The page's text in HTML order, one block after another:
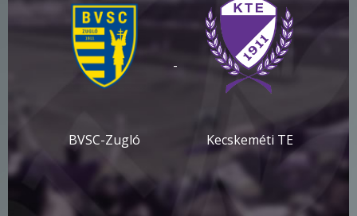
BVSC-Zugló
-
Kecskeméti TE